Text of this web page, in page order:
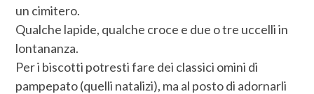
un cimitero.
Qualche lapide, qualche croce e due o tre uccelli in
lontananza.
Per i biscotti potresti fare dei classici omini di
pampepato (quelli natalizi), ma al posto di adornarli